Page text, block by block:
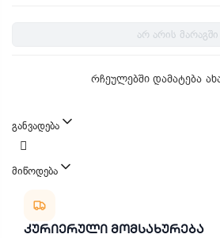
არ არის მარაგში
რჩეულებში დამატება
განვადება
მიწოდება
Კურიერული Მომსახურება